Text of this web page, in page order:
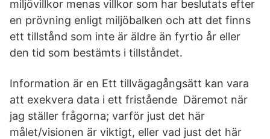
miljövillkor menas villkor som har beslutats efter
en prövning enligt miljöbalken och att det finns
ett tillstånd som inte är äldre än fyrtio år eller
den tid som bestämts i tillståndet.
Information är en Ett tillvägagångsätt kan vara
att exekvera data i ett fristående Däremot när
jag ställer frågorna; varför just det här
målet/visionen är viktigt, eller vad just det här